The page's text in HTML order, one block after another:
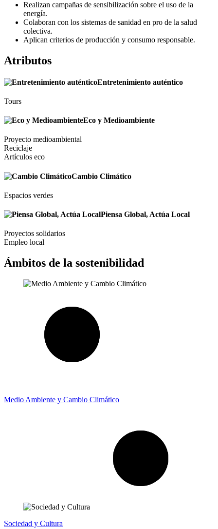
Realizan campañas de sensibilización sobre el uso de la
energía.
Colaboran con los sistemas de sanidad en pro de la salud
colectiva.
Aplican criterios de producción y consumo responsable.
Atributos
Entretenimiento auténtico
Tours
Eco y Medioambiente
Proyecto medioambiental
Reciclaje
Artículos eco
Cambio Climático
Espacios verdes
Piensa Global, Actúa Local
Proyectos solidarios
Empleo local
Ámbitos de la sostenibilidad
Medio Ambiente y Cambio Climático
Sociedad y Cultura